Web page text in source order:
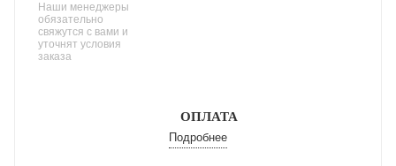
Наши менеджеры
обязательно
свяжутся с вами и
уточнят условия
заказа
ОПЛАТА
Подробнее